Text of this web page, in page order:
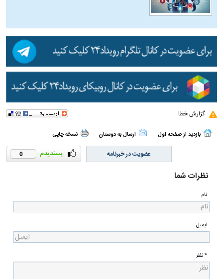
گزارش خطا
بازدید از صفحه اول ارسال به دوستان نسخه چاپی
0 عضویت در خبرنامه
نظرات شما
نام
ایمیل
* نظر